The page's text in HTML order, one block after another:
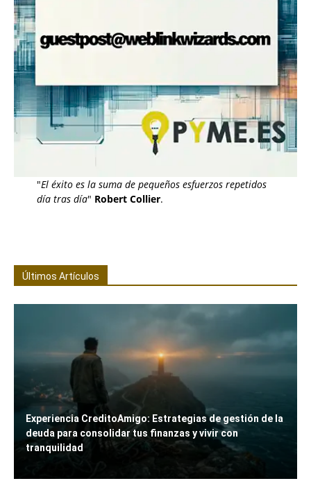
"El éxito es la suma de pequeños esfuerzos repetidos
día tras día" Robert Collier.
Últimos Artículos
Experiencia CreditoAmigo: Estrategias de gestión de la
deuda para consolidar tus finanzas y vivir con
tranquilidad